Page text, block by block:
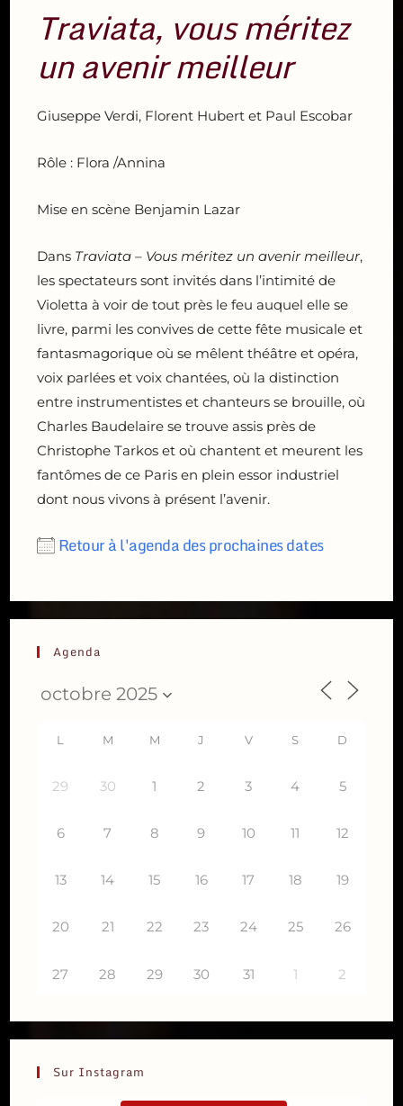
Traviata, vous méritez
un avenir meilleur
Giuseppe Verdi, Florent Hubert et Paul Escobar
Rôle : Flora /Annina
Mise en scène Benjamin Lazar
Dans Traviata – Vous méritez un avenir meilleur,
les spectateurs sont invités dans l’intimité de
Violetta à voir de tout près le feu auquel elle se
livre, parmi les convives de cette fête musicale et
fantasmagorique où se mêlent théâtre et opéra,
voix parlées et voix chantées, où la distinction
entre instrumentistes et chanteurs se brouille, où
Charles Baudelaire se trouve assis près de
Christophe Tarkos et où chantent et meurent les
fantômes de ce Paris en plein essor industriel
dont nous vivons à présent l’avenir.
Retour à l'agenda des prochaines dates
Agenda
L M M J V S D
29 30 1 2 3 4 5
6 7 8 9 10 11 12
13 14 15 16 17 18 19
20 21 22 23 24 25 26
27 28 29 30 31 1 2
Sur Instagram